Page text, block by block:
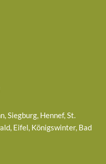
Siegburg, Hennef, St.
Eifel, Königswinter, Bad